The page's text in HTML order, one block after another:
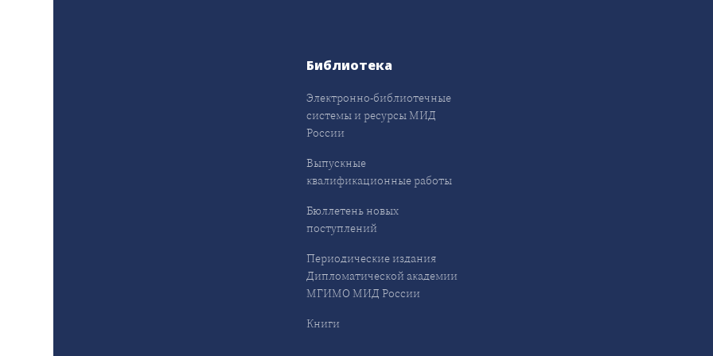
Библиотека
Электронно-библиотечные
системы и ресурсы МИД
России
Выпускные
квалификационные работы
Бюллетень новых
поступлений
Периодические издания
Дипломатической академии
МГИМО МИД России
Книги